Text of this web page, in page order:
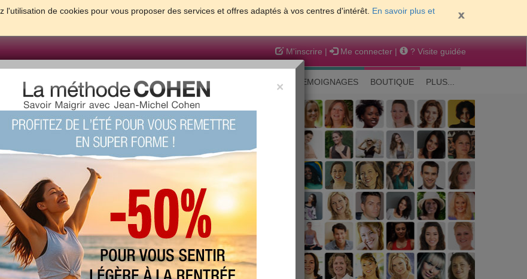
de cookies pour vous proposer des services et offres adaptés à vos centres d'intérêt. En savoir plus et
M'inscrire | Me connecter | ? Visite guidée
& SANTE PSYCHO & TESTS GROSSESSE & BEBE TEMOIGNAGES BOUTIQUE PLUS...
solutions pour maigrir et être bien dans sa peau
×